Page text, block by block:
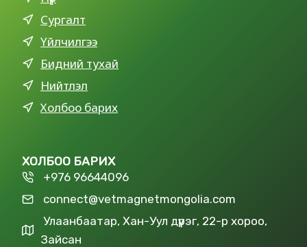
Сургалт
Үйлчилгээ
Бидний тухай
Нийтлэл
Холбоо барих
ХОЛБОО БАРИХ
+976 96644096
connect@vetmagnetmongolia.com
Улаанбаатар, Хан-Уул дүүрэг, 22-р хороо,
Зайсан